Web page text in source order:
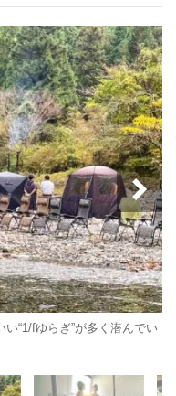
“1/fゆらぎ”が多く潜んでい